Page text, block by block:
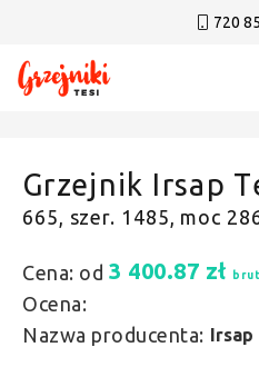
720
Grzejnik Irsap
665, szer. 1485, moc
Cena: od 3 400.87 zł
Ocena:
Nazwa producenta: Irsap